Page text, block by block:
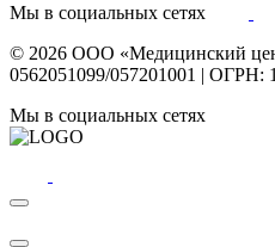
Мы в социальных сетях
© 2026 ООО «Медицинский
0562051099/057201001 | ОГРН:
Мы в социальных сетях